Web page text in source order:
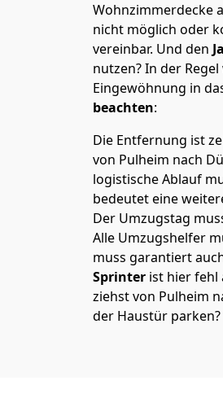
Wohnzimmerdecke
nicht möglich oder
vereinbar. Und den
nutzen? In der
Eingewöhnung in
beachten:
Die Entfernung ist
von Pulheim nach
logistische Ablauf
bedeutet eine
Der Umzugstag
Alle Umzugshelfer
muss garantiert
Sprinter ist hier fehl
ziehst von Pulheim
der Haustür parken?